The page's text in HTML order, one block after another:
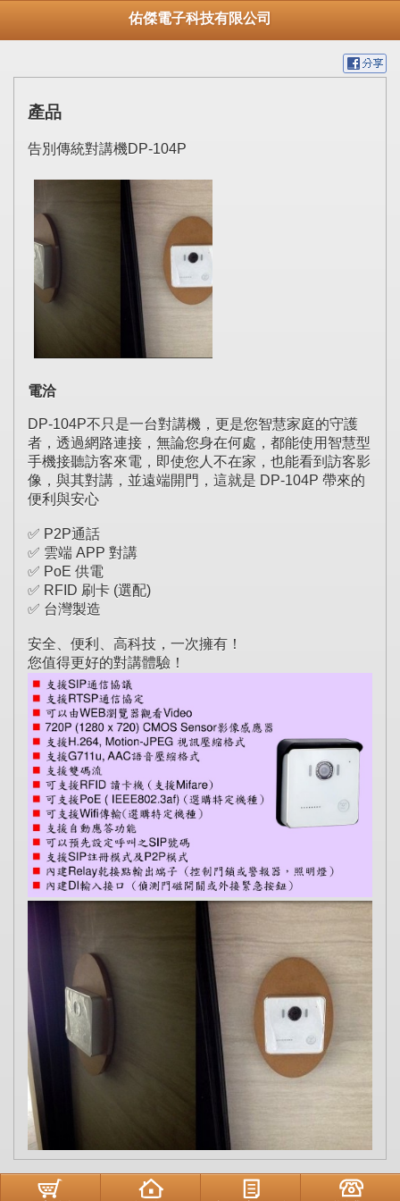
佑傑電子科技有限公司
產品
告別傳統對講機DP-104P
電洽
DP-104P不只是一台對講機，更是您智慧家庭的守護
者，透過網路連接，無論您身在何處，都能使用智慧型
手機接聽訪客來電，即使您人不在家，也能看到訪客影
像，與其對講，並遠端開門，這就是 DP-104P 帶來的
便利與安心
✅ P2P通話
✅ 雲端 APP 對講
✅ PoE 供電
✅ RFID 刷卡 (選配)
✅ 台灣製造
安全、便利、高科技，一次擁有！
您值得更好的對講體驗！